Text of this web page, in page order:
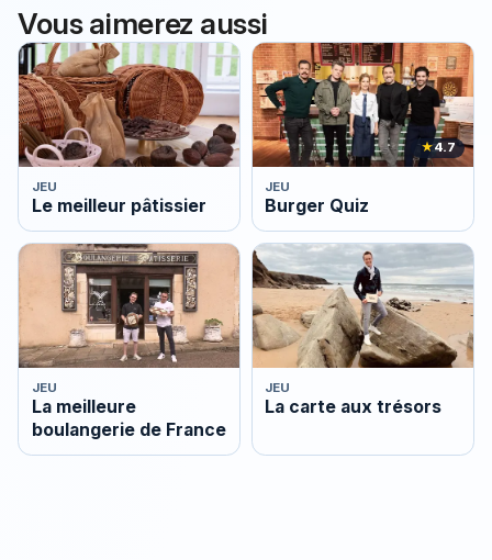
Vous aimerez aussi
JEU
Le meilleur pâtissier
★4.7
JEU
Burger Quiz
JEU
La meilleure
boulangerie de France
JEU
La carte aux trésors